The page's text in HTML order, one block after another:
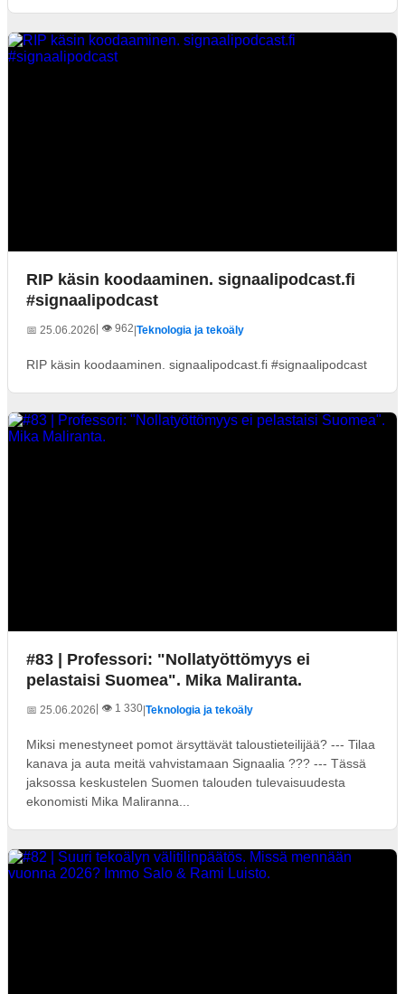
RIP käsin koodaaminen. signaalipodcast.fi
#signaalipodcast
📅 25.06.2026 | 👁️ 962|Teknologia ja tekoäly
RIP käsin koodaaminen. signaalipodcast.fi #signaalipodcast
#83 | Professori: "Nollatyöttömyys ei
pelastaisi Suomea". Mika Maliranta.
📅 25.06.2026 | 👁️ 1 330|Teknologia ja tekoäly
Miksi menestyneet pomot ärsyttävät taloustieteilijää? --- Tilaa
kanava ja auta meitä vahvistamaan Signaalia ??? --- Tässä
jaksossa keskustelen Suomen talouden tulevaisuudesta
ekonomisti Mika Maliranna...